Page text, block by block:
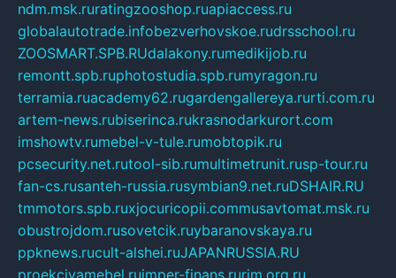
ndm.msk.ruratingzooshop.ruapiaccess.ru
globalautotrade.infobezverhovskoe.rudrsschool.ru
ZOOSMART.SPB.RUdalakony.rumedikijob.ru
remontt.spb.ruphotostudia.spb.rumyragon.ru
terramia.ruacademy62.rugardengallereya.rurti.com.ru
artem-news.rubiserinca.rukrasnodarkurort.com
imshowtv.rumebel-v-tule.rumobtopik.ru
pcsecurity.net.rutool-sib.rumultimetrunit.rusp-tour.ru
fan-cs.rusanteh-russia.rusymbian9.net.ruDSHAIR.RU
tmmotors.spb.ruxjocuricopii.commusavtomat.msk.ru
obustrojdom.rusovetcik.ruybaranovskaya.ru
ppknews.rucult-alshei.ruJAPANRUSSIA.RU